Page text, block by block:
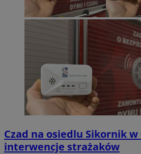
Czad na osiedlu Sikornik
interwencje strażaków